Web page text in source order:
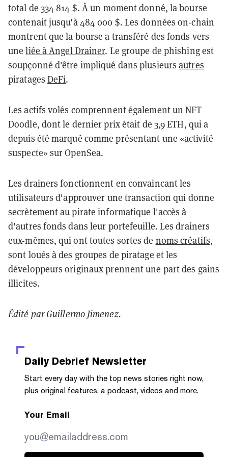
total de 334 814 $. À un moment donné, la bourse
contenait jusqu'à 484 000 $. Les données on-chain
montrent que la bourse a transféré des fonds vers
uneliée à Angel Drainer. Le groupe de phishing est
soupçonné d'être impliqué dans plusieursautres
piratages DeFi.
Les actifs volés comprennent également un NFT
Doodle, dont le dernier prix était de 3,9 ETH, qui a
depuis été marqué comme présentant une «activité
suspecte» sur OpenSea.
Les drainers fonctionnent en convaincant les
utilisateurs d'approuver une transaction qui donne
secrètement au pirate informatique l'accès à
d'autres fonds dans leur portefeuille. Les drainers
eux-mêmes, qui ont toutes sortes de noms créatifs,
sont loués à des groupes de piratage et les
développeurs originaux prennent une part des gains
illicites.
Édité parGuillermo Jimenez.
Daily Debrief Newsletter
Start every day with the top news stories right now,
plus original features, a podcast, videos and more.
Your Email